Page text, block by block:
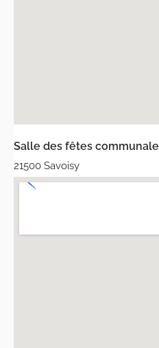
Salle des fêtes communale
21500 Savoisy